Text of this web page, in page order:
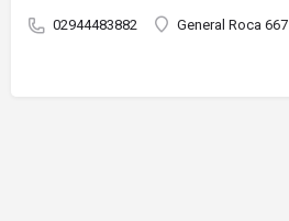
02944483882 General Roca 667